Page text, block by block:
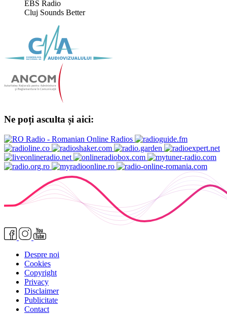
EBS Radio
Cluj Sounds Better
Ne poți asculta și aici:
Despre noi
Cookies
Copyright
Privacy
Disclaimer
Publicitate
Contact